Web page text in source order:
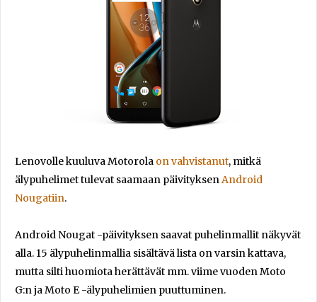
Lenovolle kuuluva Motorola on vahvistanut, mitkä
älypuhelimet tulevat saamaan päivityksenAndroid
Nougatiin.
Android Nougat -päivityksen saavat puhelinmallit näkyvät
alla. 15 älypuhelinmallia sisältävä lista on varsin kattava,
mutta silti huomiota herättävät mm. viime vuoden Moto
G:n ja Moto E -älypuhelimien puuttuminen.